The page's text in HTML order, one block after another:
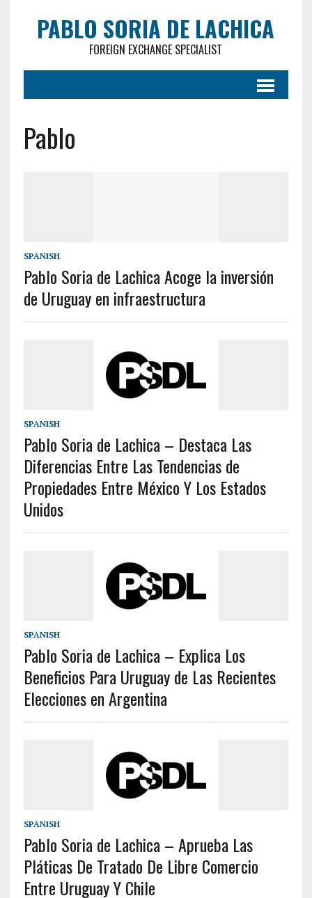
PABLO SORIA DE LACHICA
FOREIGN EXCHANGE SPECIALIST
Pablo
SPANISH
Pablo Soria de Lachica Acoge la inversión
de Uruguay en infraestructura
SPANISH
Pablo Soria de Lachica – Destaca Las
Diferencias Entre Las Tendencias de
Propiedades Entre México Y Los Estados
Unidos
SPANISH
Pablo Soria de Lachica – Explica Los
Beneficios Para Uruguay de Las Recientes
Elecciones en Argentina
SPANISH
Pablo Soria de Lachica – Aprueba Las
Pláticas De Tratado De Libre Comercio
Entre Uruguay Y Chile